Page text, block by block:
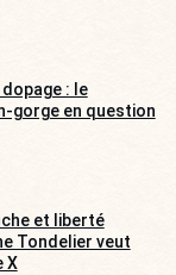
: le
gorge en question
et liberté
Tondelier veut
X